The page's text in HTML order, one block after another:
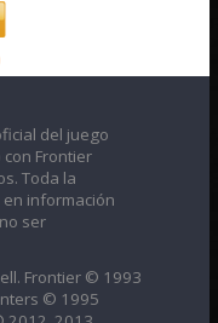
del juego
Frontier
Toda la
información
ser
Frontier © 1993
© 1995